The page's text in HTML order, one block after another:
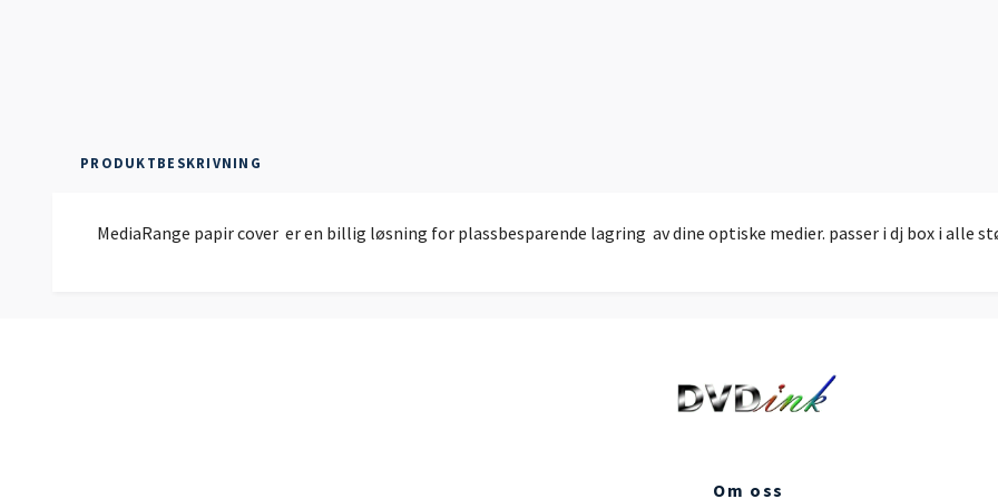
PRODUKTBESKRIVNING
MediaRange papir cover er en billig løsning for plassbesparende lagring av dine optiske medier. passer i dj box i alle
Om oss